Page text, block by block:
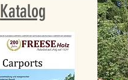
Katalog